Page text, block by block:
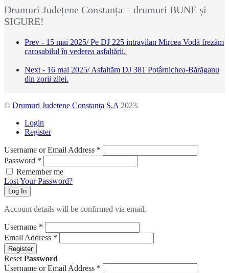
Drumuri Județene Constanța = drumuri BUNE și
SIGURE!
Prev - 15 mai 2025/ Pe DJ 225 intravilan Mircea Vodă frezăm
carosabilul în vederea asfaltării.
Next - 16 mai 2025/ Asfaltăm DJ 381 Potârnichea-Bărăganu
din zorii zilei.
© Drumuri Județene Constanța S.A 2023.
Login
Register
Username or Email Address *
Password *
Remember me
Lost Your Password?
Log In
Account details will be confirmed via email.
Username *
Email Address *
Register
Reset Password
Username or Email Address *